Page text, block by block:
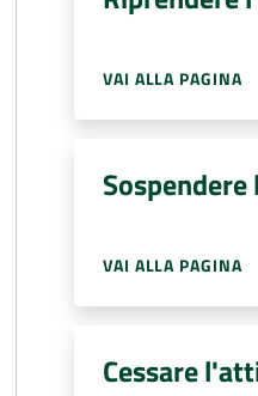
VAI ALLA PAGINA
VAI ALLA PAGINA
Cessare